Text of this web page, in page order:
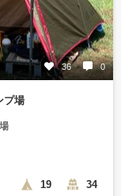
36 0
プ場
19 34